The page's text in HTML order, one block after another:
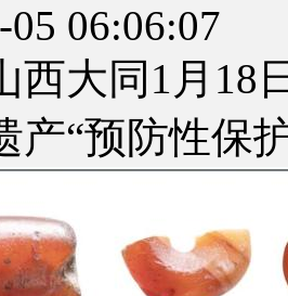
05 06:06:07
西大同1月18
产“预防性保